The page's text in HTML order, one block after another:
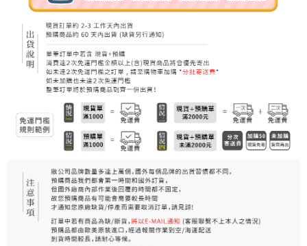
每筆NT$80，滿NT$999(含以上)免運費
7-11取貨付款
每筆NT$80，滿NT$999(含以上)免運費
7-11純取貨 (先付款
每筆NT$80，滿NT$999(含以上)免運費
每筆NT$100，滿NT$999(含以上)免運費
離島宅配（澎湖、金門、馬祖、小琉球）
每筆NT$250，滿NT$3,000(含以上)免運費
付款後門市自取